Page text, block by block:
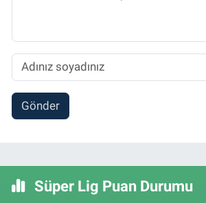
Gönder
Süper Lig Puan Durumu